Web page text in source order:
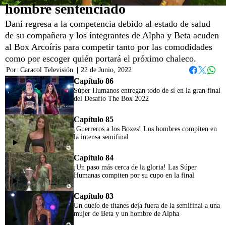
hombre sentenciado
Dani regresa a la competencia debido al estado de salud
de su compañera y los integrantes de Alpha y Beta acuden
al Box Arcoíris para competir tanto por las comodidades
como por escoger quién portará el próximo chaleco.
Por: Caracol Televisión
22 de Junio, 2022
1:05:32
Capítulo 86
Súper Humanos entregan todo de sí en la gran final
del Desafío The Box 2022
1:12:40
Capítulo 85
¡Guerreros a los Boxes! Los hombres compiten en
la intensa semifinal
1:21:23
Capítulo 84
¡Un paso más cerca de la gloria! Las Súper
Humanas compiten por su cupo en la final
1:05:55
Capítulo 83
Un duelo de titanes deja fuera de la semifinal a una
mujer de Beta y un hombre de Alpha